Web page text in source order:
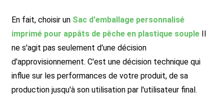
En fait, choisir un Sac d'emballage personnalisé
imprimé pour appâts de pêche en plastique soupleIl
ne s'agit pas seulement d'une décision
d'approvisionnement. C'est une décision technique qui
influe sur les performances de votre produit, de sa
production jusqu'à son utilisation par l'utilisateur final.